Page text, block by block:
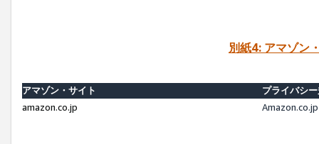
別紙4: アマゾン
アマゾン・サイト
プライバシ
amazon.co.jp